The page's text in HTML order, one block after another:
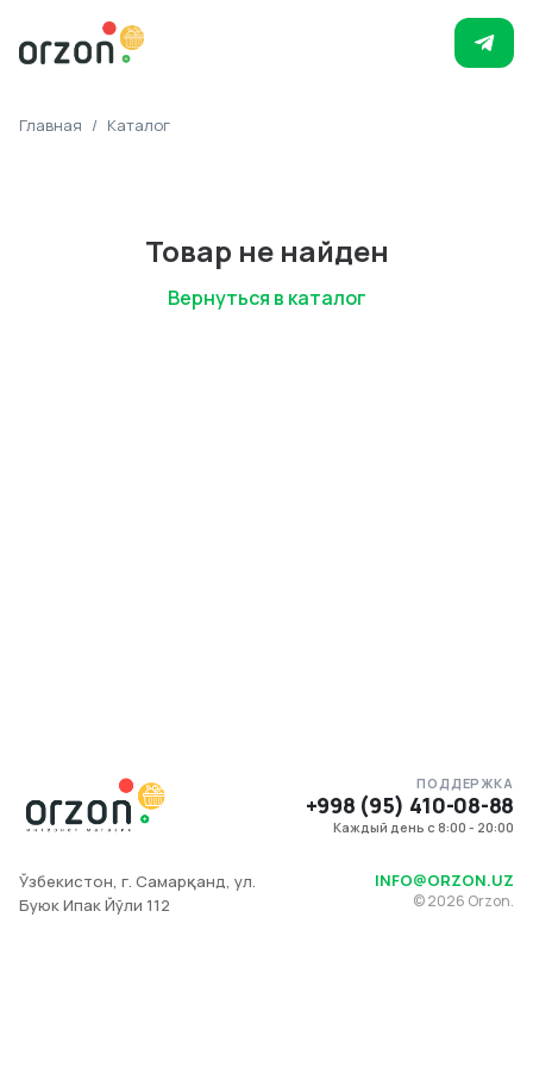
Главная / Каталог
Товар не найден
Вернуться в каталог
ПОДДЕРЖКА
+998 (95) 410-08-88
Каждый день с 8:00 - 20:00
Ўзбекистон, г. Самарқанд, ул.
Буюк Ипак Йўли 112
INFO@ORZON.UZ
©2026 Orzon.